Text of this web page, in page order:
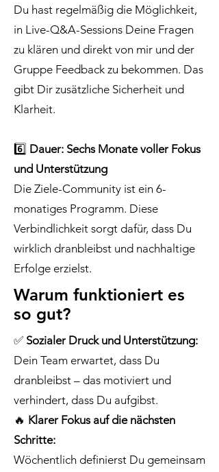
Du hast regelmäßig die Möglichkeit,
in Live-Q&A-Sessions Deine Fragen
zu klären und direkt von mir und der
Gruppe Feedback zu bekommen. Das
gibt Dir zusätzliche Sicherheit und
Klarheit.
6️⃣ Dauer: Sechs Monate voller Fokus
und Unterstützung
Die Ziele-Community ist ein 6-
monatiges Programm. Diese
Verbindlichkeit sorgt dafür, dass Du
wirklich dranbleibst und nachhaltige
Erfolge erzielst.
Warum funktioniert es
so gut?
✅ Sozialer Druck und Unterstützung:
Dein Team erwartet, dass Du
dranbleibst – das motiviert und
verhindert, dass Du aufgibst.
🔥 Klarer Fokus auf die nächsten
Schritte:
Wöchentlich definierst Du gemeinsam